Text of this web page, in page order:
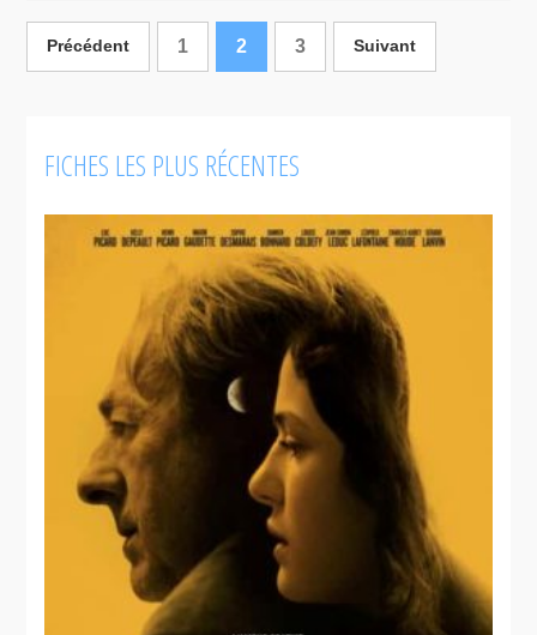
La déroute
Elvis
Gratton II -
Miracle à
Précédent 1 2 3 Suivant
FICHES LES PLUS RÉCENTES